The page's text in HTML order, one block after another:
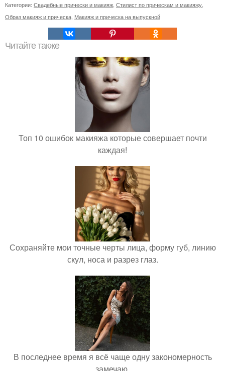
Категории: Свадебные прически и макияж Стилист по прическам и макияжу
Образ макияж и прическа Макияж и прическа на выпускной
Читайте также
Топ 10 ошибок макияжа которые совершает почти
каждая!
Сохраняйте мои точные черты лица, форму губ, линию
скул, носа и разрез глаз.
В последнее время я всё чаще одну закономерность